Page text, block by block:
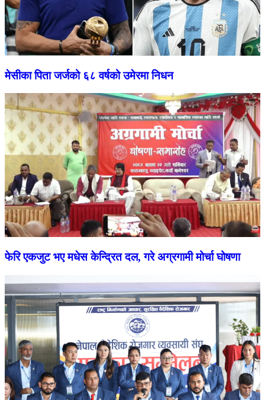
मेसीका पिता जर्जको ६८ वर्षको उमेरमा निधन
फेरि एकजुट भए मधेस केन्द्रित दल, गरे अग्रगामी मोर्चा घोषणा